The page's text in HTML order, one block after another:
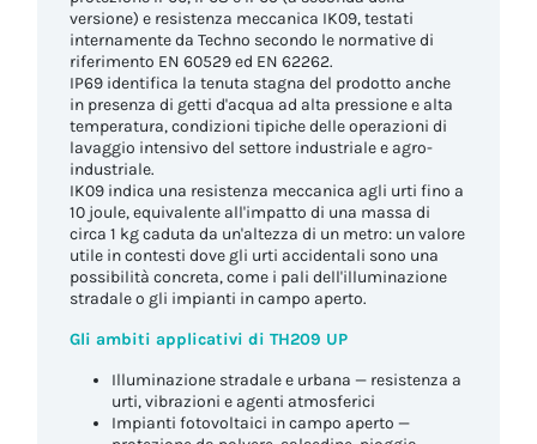
versione) e resistenza meccanica IK09, testati
internamente da Techno secondo le normative di
riferimento EN 60529 ed EN 62262.
IP69 identifica la tenuta stagna del prodotto anche
in presenza di getti d'acqua ad alta pressione e alta
temperatura, condizioni tipiche delle operazioni di
lavaggio intensivo del settore industriale e agro-
industriale.
IK09 indica una resistenza meccanica agli urti fino a
10 joule, equivalente all'impatto di una massa di
circa 1 kg caduta da un'altezza di un metro: un valore
utile in contesti dove gli urti accidentali sono una
possibilità concreta, come i pali dell'illuminazione
stradale o gli impianti in campo aperto.
Gli ambiti applicativi di TH209 UP
Illuminazione stradale e urbana — resistenza a
urti, vibrazioni e agenti atmosferici
Impianti fotovoltaici in campo aperto —